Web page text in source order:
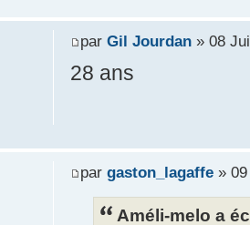
par Gil Jourdan» 08
28 ans
par gaston_lagaffe» 09
Améli-melo a